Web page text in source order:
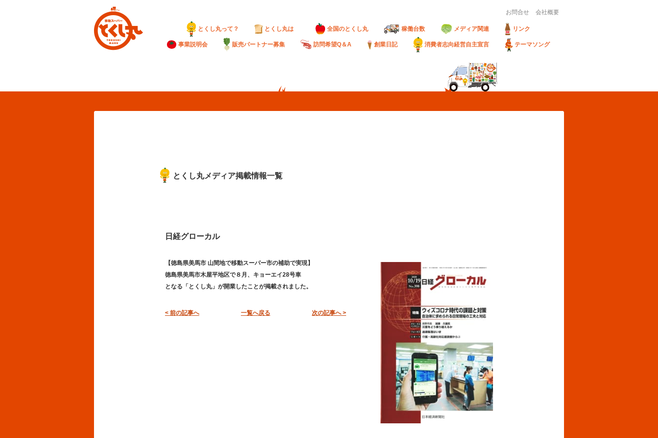
とくし丸って？ とくし丸は 全国のとくし丸 稼働台数 メディア関連 リンク
事業説明会 販売パートナー募集 訪問希望Q＆A 創業日記 消費者志向経営自主宣言 テーマソング
お問合せ 会社概要
とくし丸メディア掲載情報一覧
日経グローカル
【徳島県美馬市 山間地で移動スーパー市の補助で実現】
徳島県美馬市木屋平地区で８月、キョーエイ28号車
となる「とくし丸」が開業したことが掲載されました。
< 前の記事へ 一覧へ戻る 次の記事へ >